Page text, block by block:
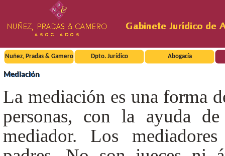
Nuñez, Pradas & Gamero Dpto. Jurídico Abogacía
Mediación
La mediación es una forma
personas, con la ayuda
mediador. Los